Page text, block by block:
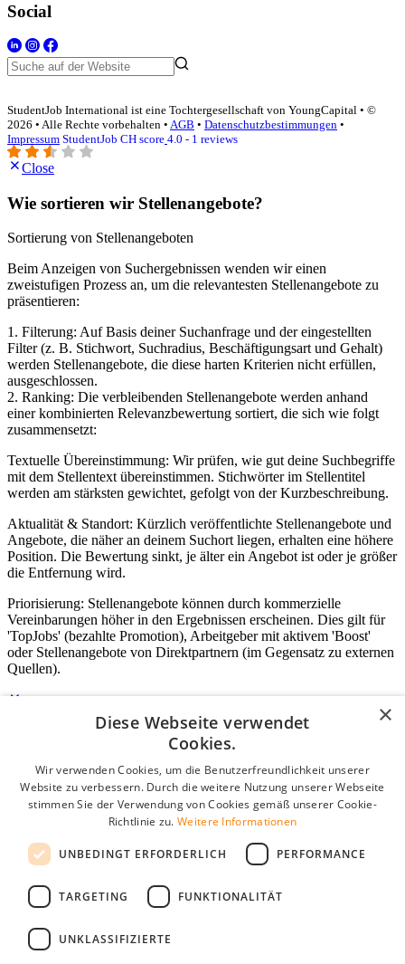
Social
StudentJob International ist eine Tochtergesellschaft von YoungCapital • ©
2026 • Alle Rechte vorbehalten • AGB • Datenschutzbestimmungen •
Impressum StudentJob CH score 4.0 - 1 reviews
Close
Wie sortieren wir Stellenangebote?
Sortierung von Stellenangeboten
Beim Anzeigen von Suchergebnissen wenden wir einen
zweistufigen Prozess an, um die relevantesten Stellenangebote zu
präsentieren:
1. Filterung: Auf Basis deiner Suchanfrage und der eingestellten
Filter (z. B. Stichwort, Suchradius, Beschäftigungsart und Gehalt)
werden Stellenangebote, die diese harten Kriterien nicht erfüllen,
ausgeschlossen.
2. Ranking: Die verbleibenden Stellenangebote werden anhand
einer kombinierten Relevanzbewertung sortiert, die sich wie folgt
zusammensetzt:
Textuelle Übereinstimmung: Wir prüfen, wie gut deine Suchbegriffe
mit dem Stellentext übereinstimmen. Stichwörter im Stellentitel
werden am stärksten gewichtet, gefolgt von der Kurzbeschreibung.
Aktualität & Standort: Kürzlich veröffentlichte Stellenangebote und
Angebote, die näher an deinem Suchort liegen, erhalten eine höhere
Position. Die Bewertung sinkt, je älter ein Angebot ist oder je größer
die Entfernung wird.
Priorisierung: Stellenangebote können durch kommerzielle
Vereinbarungen höher in den Ergebnissen erscheinen. Dies gilt für
'TopJobs' (bezahlte Promotion), Arbeitgeber mit aktivem 'Boost'
oder Stellenangebote von Direktpartnern (im Gegensatz zu externen
Quellen).
Login für Unternehmen
E-Mail*
Passwort
Angemeldet bleiben
Passwort vergessen?
Kostenloses Unternehmensprofil
Wenn Sie sich registriert haben, können Sie ein Unternehmensprofil
×
Diese Webseite verwendet
Cookies.
Wir verwenden Cookies, um die Benutzerfreundlichkeit unserer
Website zu verbessern. Durch die weitere Nutzung unserer Webseite
stimmen Sie der Verwendung von Cookies gemäß unserer Cookie-
Richtlinie zu. Weitere Informationen
UNBEDINGT ERFORDERLICH PERFORMANCE
TARGETING FUNKTIONALITÄT
UNKLASSIFIZIERTE